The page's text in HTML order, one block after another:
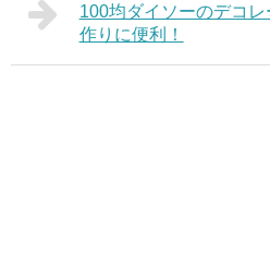
100均ダイソーのデコ
作りに便利！